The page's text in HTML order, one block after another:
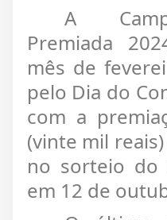
A
Premiada
mês de
pelo Dia do
com a
(vinte mil
no sorteio do
em 12 de